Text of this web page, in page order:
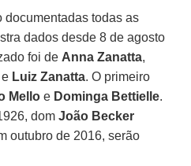
documentadas todas as
dados desde 8 de agosto
foi de Anna Zanatta,
e Luiz Zanatta. O primeiro
Mello e Dominga Bettielle.
domJoão Becker
outubro de 2016, serão